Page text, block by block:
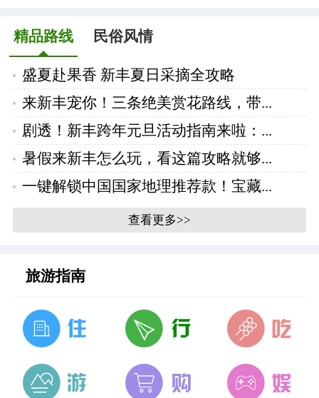
精品路线 民俗风情
盛夏赴果香 新丰夏日采摘全攻略
来新丰宠你！三条绝美赏花路线，带...
剧透！新丰跨年元旦活动指南来啦：...
暑假来新丰怎么玩，看这篇攻略就够...
一键解锁中国国家地理推荐款！宝藏...
查看更多>>
旅游指南